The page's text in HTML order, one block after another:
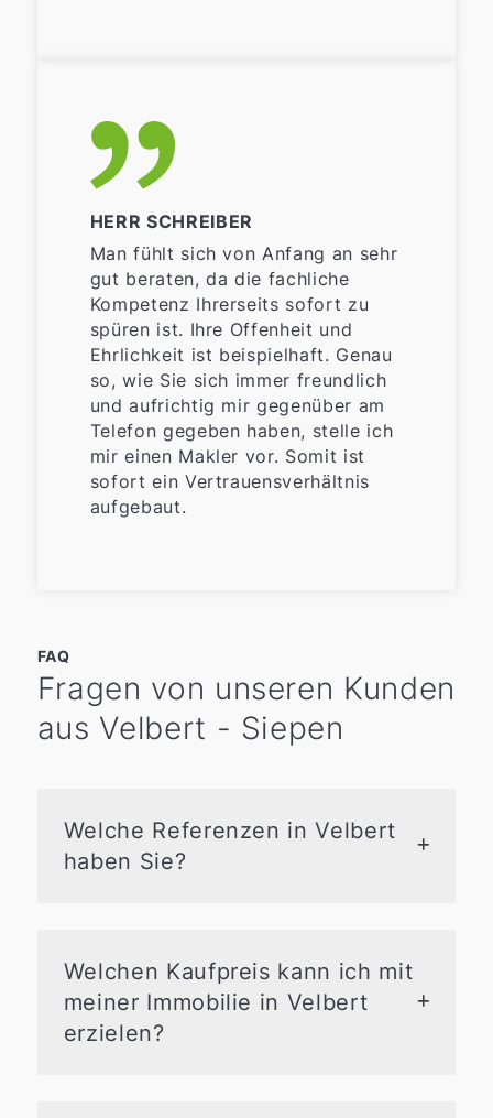
HERR SCHREIBER
Man fühlt sich von Anfang an sehr
gut beraten, da die fachliche
Kompetenz Ihrerseits sofort zu
spüren ist. Ihre Offenheit und
Ehrlichkeit ist beispielhaft. Genau
so, wie Sie sich immer freundlich
und aufrichtig mir gegenüber am
Telefon gegeben haben, stelle ich
mir einen Makler vor. Somit ist
sofort ein Vertrauensverhältnis
aufgebaut.
FAQ
Fragen von unseren Kunden
aus Velbert - Siepen
Welche Referenzen in Velbert
haben Sie?
Immobilienverkäufe realisiert, unter
anderem in Stadtteilen wie Langenberg,
Neviges und Velbert-Mitte. Zufriedene
Kunden schätzen unseren persönlichen
Welchen Kaufpreis kann ich mit
meiner Immobilie in Velbert
erzielen?